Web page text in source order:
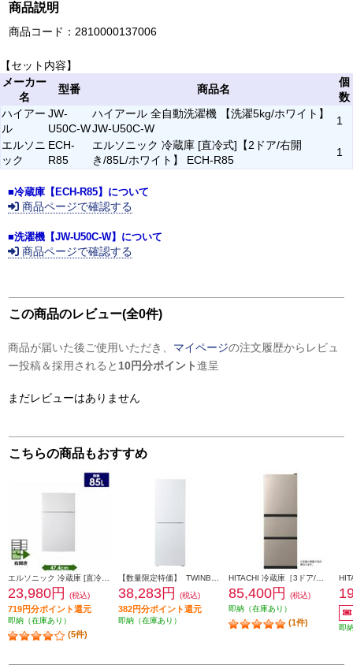
商品説明
商品コード：2810000137006
【セット内容】
メーカー
名
型番 商品名
個
数
ハイアー
ル
JW-
U50C-W
ハイアール 全自動洗濯機 【洗濯5kg/ホワイト】
JW-U50C-W
1
エルソニ
ック
ECH-
R85
エルソニック 冷蔵庫 [直冷式]【2ドア/右開
き/85L/ホワイト】 ECH-R85
1
■冷蔵庫【ECH-R85】について
商品ページで確認する
■洗濯機【JW-U50C-W】について
商品ページで確認する
この商品のレビュー(全0件)
商品が届いた後ご使用いただき、 マイページの注文履歴からレビュ
ー投稿＆採用されると 10円分ポイント進呈
まだレビューはありません
こちらの商品もおすすめ
23,980円 (税込)
719円分ポイント還元
即納（在庫あり）
(5件)
38,283円 (税込)
382円分ポイント還元
即納（在庫あり）
85,400円
(税込)
即納（在庫あり）
(1件)
即